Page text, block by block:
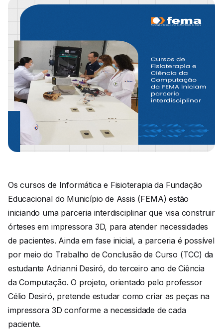
Os cursos de Informática e Fisioterapia da Fundação
Educacional do Município de Assis (FEMA) estão
iniciando uma parceria interdisciplinar que visa construir
órteses em impressora 3D, para atender necessidades
de pacientes. Ainda em fase inicial, a parceria é possível
por meio do Trabalho de Conclusão de Curso (TCC) da
estudante Adrianni Desiró, do terceiro ano de Ciência
da Computação. O projeto, orientado pelo professor
Célio Desiró, pretende estudar como criar as peças na
impressora 3D conforme a necessidade de cada
paciente.